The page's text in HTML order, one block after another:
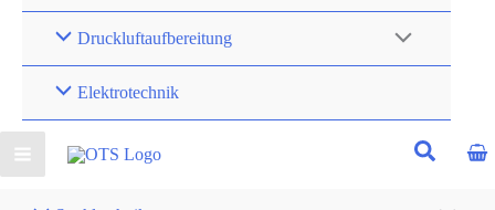
Druckluftaufbereitung
Elektrotechnik